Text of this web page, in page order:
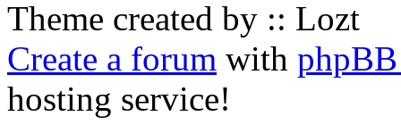
Theme created by :: Lozt
Create a forum with
hosting service!